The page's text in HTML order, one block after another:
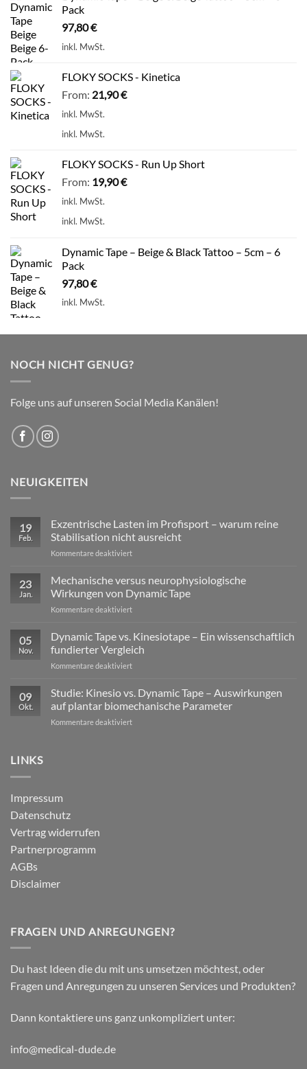
Pack
97,80€
inkl. MwSt.
FLOKY SOCKS - Kinetica
From: 21,90€
inkl. MwSt.
inkl. MwSt.
FLOKY SOCKS - Run Up Short
From: 19,90€
inkl. MwSt.
inkl. MwSt.
Dynamic Tape – Beige & Black Tattoo – 5cm – 6
Pack
97,80€
inkl. MwSt.
NOCH NICHT GENUG?
Folge uns auf unseren Social Media Kanälen!
NEUIGKEITEN
19
Feb.
Exzentrische Lasten im Profisport – warum reine
Stabilisation nicht ausreicht
Kommentare deaktiviertfür
Profisport
–
reine
Stabilisation
ausreicht
23
Jan.
Mechanische versus neurophysiologische
Wirkungen von Dynamic Tape
Kommentare deaktiviertfür
versus
neurophysiologische
Wirkungen
von
05
Nov.
Dynamic Tape vs. Kinesiotape – Ein wissenschaftlich
fundierter Vergleich
Kommentare deaktiviertfür
Tape
Kinesiotape
–
09
Okt.
Studie: Kinesio vs. Dynamic Tape – Auswirkungen
auf plantar biomechanische Parameter
Kommentare deaktiviertfür
LINKS
Impressum
Datenschutz
Vertrag widerrufen
Partnerprogramm
AGBs
Disclaimer
FRAGEN UND ANREGUNGEN?
Du hast Ideen die du mit uns umsetzen möchtest, oder
Fragen und Anregungen zu unseren Services und Produkten?
Dann kontaktiere uns ganz unkompliziert unter:
info@medical-dude.de